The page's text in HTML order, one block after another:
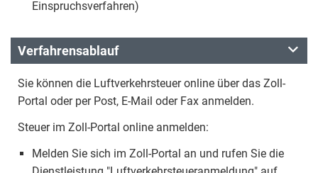
Einspruchsverfahren)
Verfahrensablauf
Sie können die Luftverkehrsteuer online über das Zoll-
Portal oder per Post, E-Mail oder Fax anmelden.
Steuer im Zoll-Portal online anmelden:
Melden Sie sich im Zoll-Portal an und rufen Sie die